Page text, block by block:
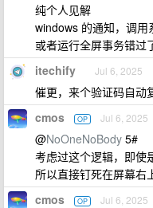
纯个人见解
windows 的通知，调
或者运行全屏事务错过
itechify Jul 6, 2025
催更，来个验证码自动
cmos OP Jul 6, 2025
@NoOneNoBody 5#
考虑过这个逻辑，即使
所以直接钉死在屏幕右
cmos OP Jul 6, 2025